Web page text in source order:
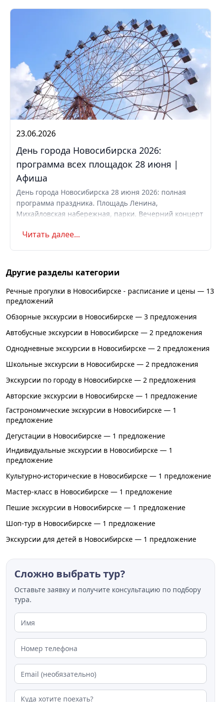
23.06.2026
День города Новосибирска 2026:
программа всех площадок 28 июня |
Афиша
День города Новосибирска 28 июня 2026: полная
программа праздника. Площадь Ленина,
Михайловская набережная, парки. Вечерний концерт
Список музеев с бесплатным входом
Читать далее...
Другие разделы категории
Речные прогулки в Новосибирске - расписание и цены — 13
предложений
Обзорные экскурсии в Новосибирске — 3 предложения
Автобусные экскурсии в Новосибирске — 2 предложения
Однодневные экскурсии в Новосибирске — 2 предложения
Школьные экскурсии в Новосибирске — 2 предложения
Экскурсии по городу в Новосибирске — 2 предложения
Авторские экскурсии в Новосибирске — 1 предложение
Гастрономические экскурсии в Новосибирске — 1
предложение
Дегустации в Новосибирске — 1 предложение
Индивидуальные экскурсии в Новосибирске — 1
предложение
Культурно-исторические в Новосибирске — 1 предложение
Мастер-класс в Новосибирске — 1 предложение
Пешие экскурсии в Новосибирске — 1 предложение
Шоп-тур в Новосибирске — 1 предложение
Экскурсии для детей в Новосибирске — 1 предложение
Сложно выбрать тур?
Оставьте заявку и получите консультацию по подбору
тура.